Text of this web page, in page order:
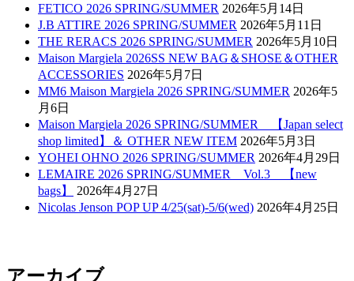
FETICO 2026 SPRING/SUMMER 2026年5月14日
J.B ATTIRE 2026 SPRING/SUMMER 2026年5月11日
THE RERACS 2026 SPRING/SUMMER 2026年5月10日
Maison Margiela 2026SS NEW BAG＆SHOSE＆OTHER
ACCESSORIES 2026年5月7日
MM6 Maison Margiela 2026 SPRING/SUMMER 2026年5
月6日
Maison Margiela 2026 SPRING/SUMMER 【Japan select
shop limited】＆ OTHER NEW ITEM 2026年5月3日
YOHEI OHNO 2026 SPRING/SUMMER 2026年4月29日
LEMAIRE 2026 SPRING/SUMMER Vol.3 【new
bags】
2026年4月27日
Nicolas Jenson POP UP 4/25(sat)-5/6(wed) 2026年4月25日
アーカイブ